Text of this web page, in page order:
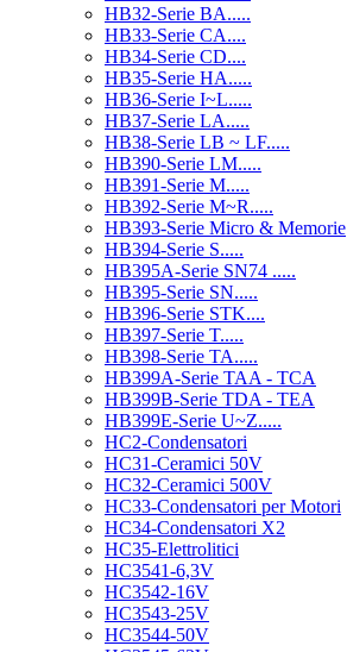
HB32-Serie BA.....
HB33-Serie CA....
HB34-Serie CD....
HB35-Serie HA.....
HB36-Serie I~L.....
HB37-Serie LA.....
HB38-Serie LB ~ LF.....
HB390-Serie LM.....
HB391-Serie M.....
HB392-Serie M~R.....
HB393-Serie Micro & Memorie
HB394-Serie S.....
HB395A-Serie SN74 .....
HB395-Serie SN.....
HB396-Serie STK....
HB397-Serie T.....
HB398-Serie TA.....
HB399A-Serie TAA - TCA
HB399B-Serie TDA - TEA
HB399E-Serie U~Z.....
HC2-Condensatori
HC31-Ceramici 50V
HC32-Ceramici 500V
HC33-Condensatori per Motori
HC34-Condensatori X2
HC35-Elettrolitici
HC3541-6,3V
HC3542-16V
HC3543-25V
HC3544-50V